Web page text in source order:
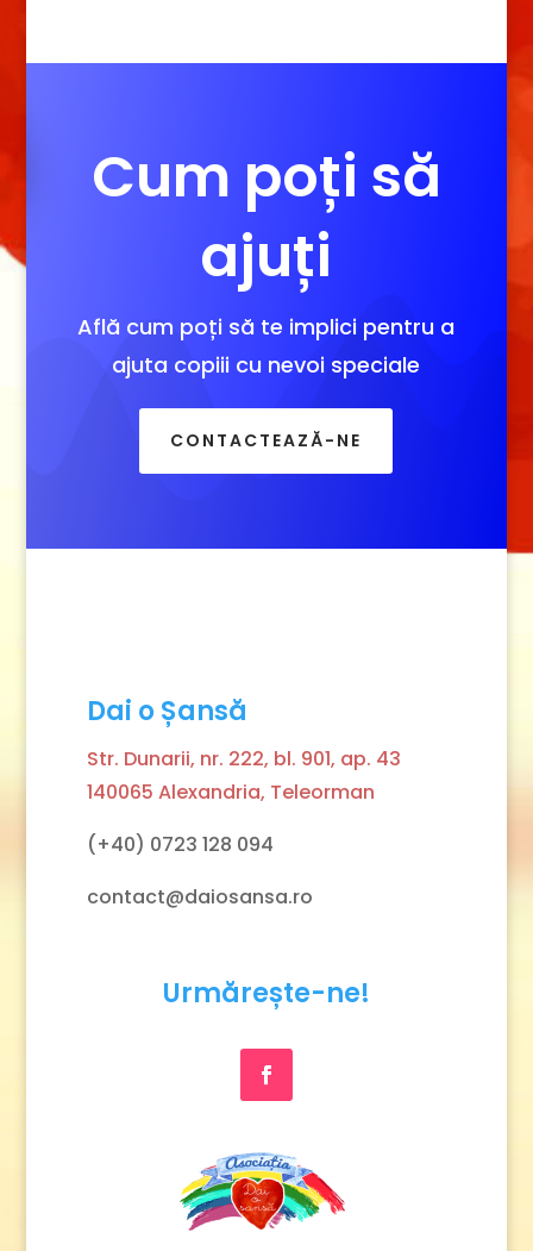
Cum poți să
ajuți
Află cum poți să te implici pentru a
ajuta copiii cu nevoi speciale
CONTACTEAZĂ-NE
Dai o Șansă
Str. Dunarii, nr. 222, bl. 901, ap. 43
140065 Alexandria, Teleorman
(+40) 0723 128 094
contact@daiosansa.ro
Urmărește-ne!